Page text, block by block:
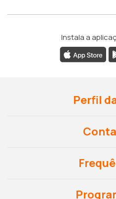
Instala a
Perfil